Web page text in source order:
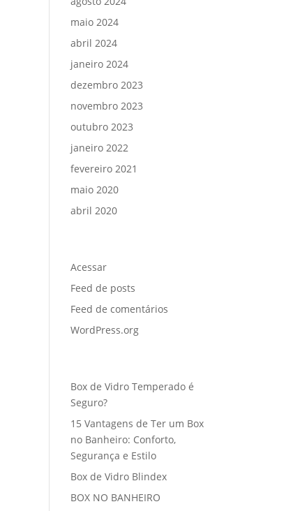
maio 2024
abril 2024
janeiro 2024
dezembro 2023
novembro 2023
outubro 2023
janeiro 2022
fevereiro 2021
maio 2020
abril 2020
Acessar
Feed de posts
Feed de comentários
WordPress.org
Box de Vidro Temperado é
Seguro?
15 Vantagens de Ter um Box
no Banheiro: Conforto,
Segurança e Estilo
Box de Vidro Blindex
BOX NO BANHEIRO